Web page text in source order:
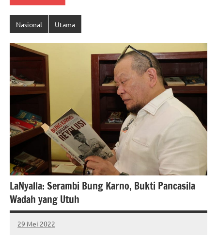
Nasional Utama
LaNyalla: Serambi Bung Karno, Bukti Pancasila
Wadah yang Utuh
29 Mei 2022
MEPAGO
No